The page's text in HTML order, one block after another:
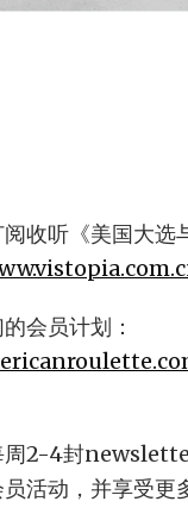
收听《美国大选
会员计划：
周2-4封
活动，并享受更